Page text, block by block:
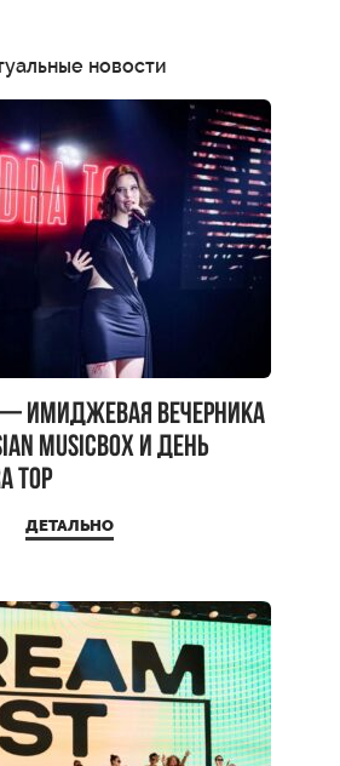
новости
— имиджевая вечерника
MUSICBOX и день
Top
ДЕТАЛЬНО